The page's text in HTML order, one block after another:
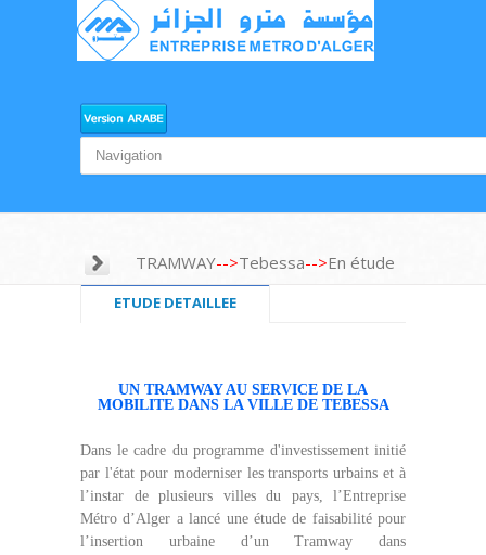
TRAMWAY-->Tebessa-->En étude
ETUDE DETAILLEE
UN TRAMWAY AU SERVICE DE LA
MOBILITE DANS LA VILLE DE TEBESSA
Dans le cadre du programme d'investissement initié
par l'état pour moderniser les transports urbains et à
l’instar de plusieurs villes du pays, l’Entreprise
Métro d’Alger a lancé une étude de faisabilité pour
l’insertion urbaine d’un Tramway dans